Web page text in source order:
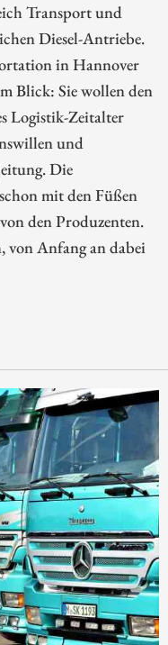
Transport und
Diesel-Antriebe.
in Hannover
Blick: Sie wollen den
Logistik-Zeitalter
und
Die
mit den Füßen
den Produzenten.
von Anfang an dabei